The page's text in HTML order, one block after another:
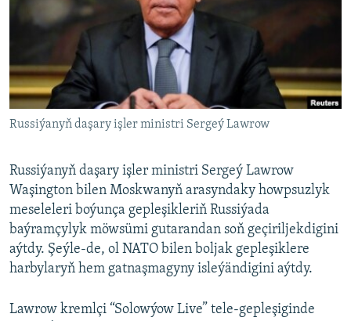
Russiýanyň daşary işler ministri Sergeý Lawrow
Russiýanyň daşary işler ministri Sergeý Lawrow
Waşington bilen Moskwanyň arasyndaky howpsuzlyk
meseleleri boýunça gepleşikleriň Russiýada
baýramçylyk möwsümi gutarandan soň geçiriljekdigini
aýtdy. Şeýle-de, ol NATO bilen boljak gepleşiklere
harbylaryň hem gatnaşmagyny isleýändigini aýtdy.
Lawrow kremlçi “Solowýow Live” tele-gepleşiginde